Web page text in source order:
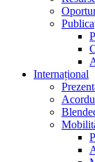
Internațional